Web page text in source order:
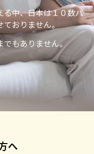
る中、⽇本は１０数パ
おりません。
でもありません。
へ